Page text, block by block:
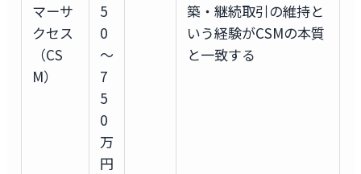
マーサ
クセス
（CS
M）
5
0
〜
7
5
0
万
円
築・継続取引の維持と
いう経験がCSMの本質
と一致する